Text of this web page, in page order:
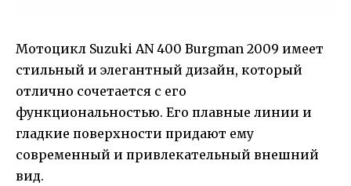
Мотоцикл Suzuki AN 400 Burgman 2009 имеет
стильный и элегантный дизайн, который
отлично сочетается с его
функциональностью. Его плавные линии и
гладкие поверхности придают ему
современный и привлекательный внешний
вид.